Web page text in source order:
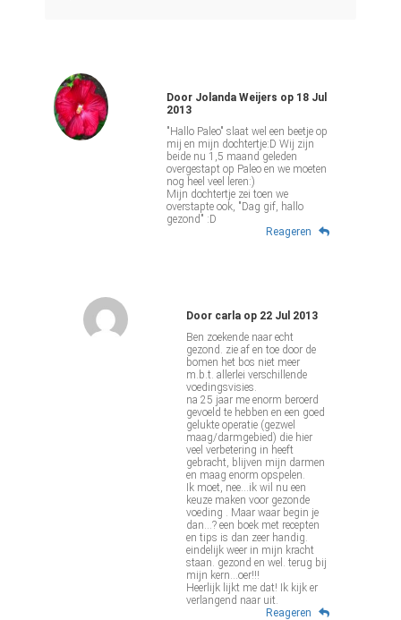
DoorJolanda Weijers op 18 Jul
2013
"Hallo Paleo" slaat wel een beetje op
mij en mijn dochtertje:D Wij zijn
beide nu 1,5 maand geleden
overgestapt op Paleo en we moeten
nog heel veel leren:)
Mijn dochtertje zei toen we
overstapte ook, "Dag gif, hallo
gezond" :D
Reageren
Door carla op 22 Jul 2013
Ben zoekende naar echt
gezond. zie af en toe door de
bomen het bos niet meer
m.b.t. allerlei verschillende
voedingsvisies.
na 25 jaar me enorm beroerd
gevoeld te hebben en een goed
gelukte operatie (gezwel
maag/darmgebied) die hier
veel verbetering in heeft
gebracht, blijven mijn darmen
en maag enorm opspelen.
Ik moet, nee...ik wil nu een
keuze maken voor gezonde
voeding . Maar waar begin je
dan...? een boek met recepten
en tips is dan zeer handig.
eindelijk weer in mijn kracht
staan. gezond en wel. terug bij
mijn kern...oer!!!
Heerlijk lijkt me dat! Ik kijk er
verlangend naar uit.
Reageren